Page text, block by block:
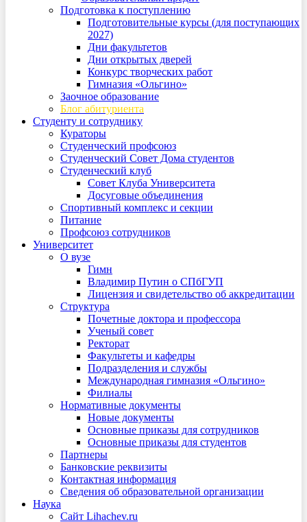
Подготовка к поступлению
Подготовительные курсы (для поступающих
2027)
Дни факультетов
Дни открытых дверей
Конкурс творческих работ
Гимназия «Ольгино»
Заочное образование
Блог абитуриента
Студенту и сотруднику
Кураторы
Студенческий профсоюз
Студенческий Совет Дома студентов
Студенческий клуб
Совет Клуба Университета
Досуговые объединения
Спортивный комплекс и секции
Питание
Профсоюз сотрудников
Университет
О вузе
Гимн
Владимир Путин о СПбГУП
Лицензия и свидетельство об аккредитации
Структура
Почетные доктора и профессора
Ученый совет
Ректорат
Факультеты и кафедры
Подразделения и службы
Международная гимназия «Ольгино»
Филиалы
Нормативные документы
Новые документы
Основные приказы для сотрудников
Основные приказы для студентов
Партнеры
Банковские реквизиты
Контактная информация
Сведения об образовательной организации
Наука
Сайт Lihachev.ru